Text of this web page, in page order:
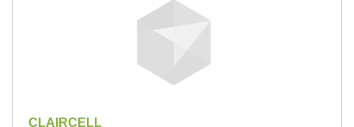
CLAIRCELL